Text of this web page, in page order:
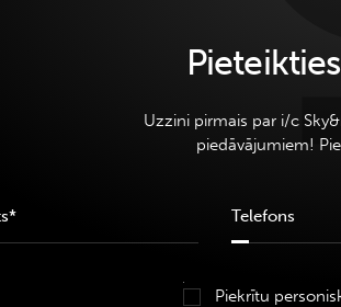
Uzzini pirmais par i/c
piedāvājumiem!
Piekrītu